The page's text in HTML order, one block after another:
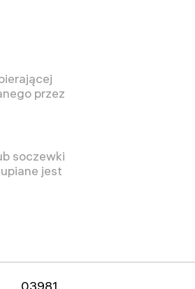
przez
soczewki
jest